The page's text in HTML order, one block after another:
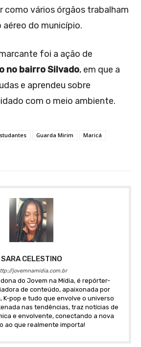
como vários órgãos trabalham
do município.
foi a ação de
no bairro Silvado, em que a
e aprendeu sobre
com o meio ambiente.
Guarda Mirim
Maricá
SARA CELESTINO
jovemnamidia.com.br
do Jovem na Mídia, é repórter-
de conteúdo, apaixonada por
K-pop e tudo que envolve o universo
nas tendências, traz notícias de
e envolvente, conectando a nova
ao que realmente importa!